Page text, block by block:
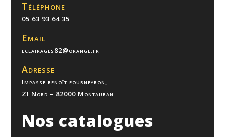
Téléphone
05 63 93 64 35
Email
eclairages82@orange.fr
Adresse
Impasse benoît fourneyron,
ZI Nord – 82000 Montauban
Nos catalogues